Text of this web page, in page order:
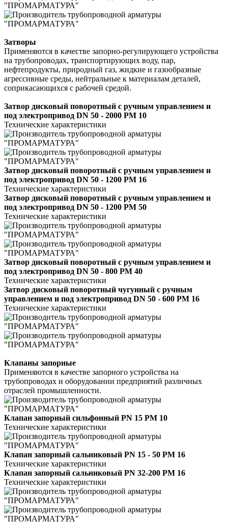
Затворы
Применяются в качестве запорно-регулирующего устройства
на трубопроводах, транспортирующих воду, пар,
нефтепродукты, природный газ, жидкие и газообразные
агрессивные среды, нейтральные к материалам деталей,
соприкасающихся с рабочей средой.
Затвор дисковый поворотный с ручным управлением и
под электропривод DN 50 - 2000 РМ 10
Технические характеристики
Затвор дисковый поворотный с ручным управлением и
под электропривод DN 50 - 1200 РМ 16
Технические характеристики
Затвор дисковый поворотный с ручным управлением и
под электропривод DN 50 - 1200 РМ 50
Технические характеристики
Затвор дисковый поворотный с ручным управлением и
под электропривод DN 50 - 800 РМ 40
Технические характеристики
Затвор дисковый поворотный чугунный с ручным
управлением и под электропривод DN 50 - 600 РМ 16
Технические характеристики
Клапаны запорные
Применяются в качестве запорного устройства на
трубопроводах и оборудовании предприятий различных
отраслей промышленности.
Клапан запорный сильфонный PN 15 РМ 10
Технические характеристики
Клапан запорный сальниковый PN 15 - 50 РМ 16
Технические характеристики
Клапан запорный сальниковый PN 32-200 РМ 16
Технические характеристики